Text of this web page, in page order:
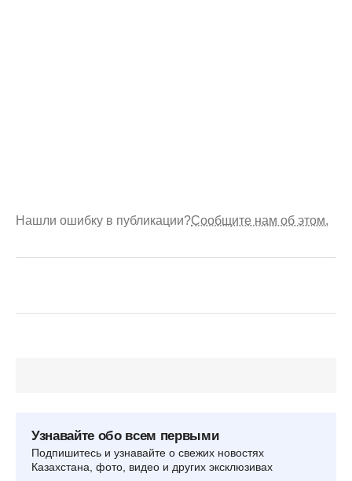
Нашли ошибку в публикации?Сообщите нам об этом.
Узнавайте обо всем первыми
Подпишитесь и узнавайте о свежих новостях
Казахстана, фото, видео и других эксклюзивах